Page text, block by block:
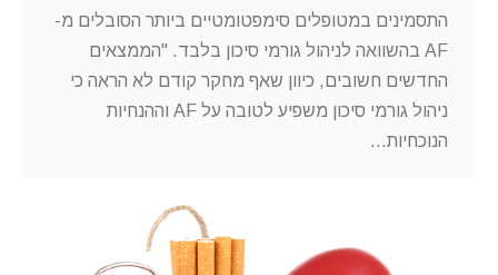
התסמינים במטופלים סימפטומטיים ביותר הסובלים מ-
AF בהשוואה לניהול גורמי סיכון בלבד. "הממצאים
החדשים חשובים, כיוון שאף מחקר קודם לא הראה כי
ניהול גורמי סיכון משפיע לטובה על AF וההנחיות
הנוכחיות…